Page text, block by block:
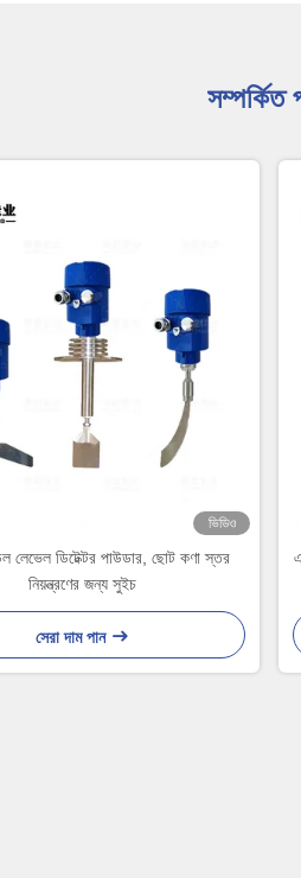
সম্পর্কিত
ভিডিও
লেভেল ডিটেক্টর পাউডার, ছোট কণা স্তর
নিয়ন্ত্রণের জন্য সুইচ
সেরা দাম পান